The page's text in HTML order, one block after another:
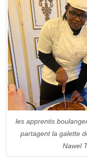
les apprentis
partagent la galette
Nawel